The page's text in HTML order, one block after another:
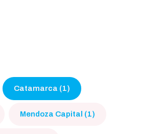
Catamarca (1)
Mendoza Capital (1)